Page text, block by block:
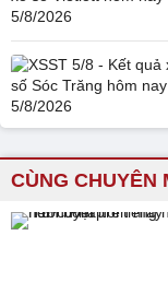
CÙNG CHUYÊN